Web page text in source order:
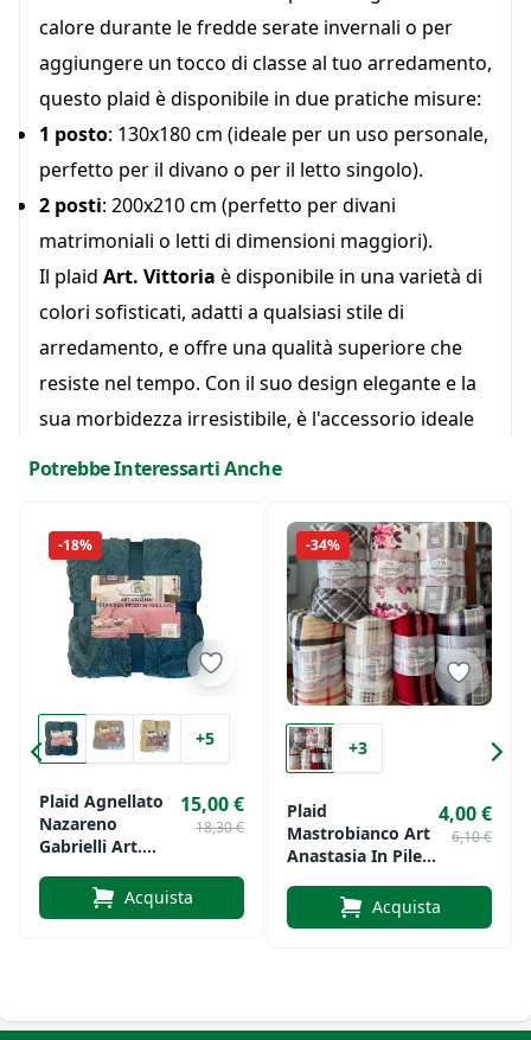
calore durante le fredde serate invernali o per
aggiungere un tocco di classe al tuo arredamento,
questo plaid è disponibile in due pratiche misure:
1 posto: 130x180 cm (ideale per un uso personale,
perfetto per il divano o per il letto singolo).
2 posti: 200x210 cm (perfetto per divani
matrimoniali o letti di dimensioni maggiori).
Il plaid Art. Vittoria è disponibile in una varietà di
colori sofisticati, adatti a qualsiasi stile di
arredamento, e offre una qualità superiore che
resiste nel tempo. Con il suo design elegante e la
sua morbidezza irresistibile, è l'accessorio ideale
Potrebbe Interessarti Anche
-18%
+5
Plaid Agnellato
Nazareno
Gabrielli Art.
15,00 €
18,30 €
Acquista
-34%
+3
Plaid
Mastrobianco Art
Anastasia In Pile
Microfibra Varie
Fantasie
4,00 €
6,10 €
Acquista